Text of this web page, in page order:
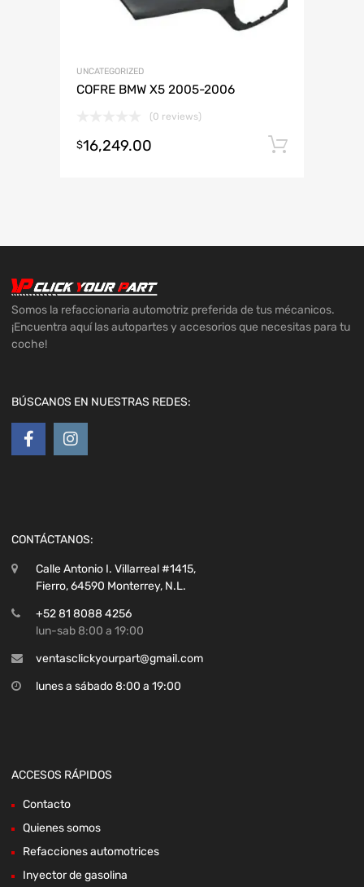
UNCATEGORIZED
COFRE BMW X5 2005-2006
(0 reviews)
$16,249.00
Somos la refaccionaria automotriz preferida de tus mécanicos.
¡Encuentra aquí las autopartes y accesorios que necesitas para tu
coche!
BÚSCANOS EN NUESTRAS REDES:
CONTÁCTANOS:
Calle Antonio I. Villarreal #1415,
Fierro, 64590 Monterrey, N.L.
+52 81 8088 4256
lun-sab 8:00 a 19:00
ventasclickyourpart@gmail.com
lunes a sábado 8:00 a 19:00
ACCESOS RÁPIDOS
Contacto
Quienes somos
Refacciones automotrices
Inyector de gasolina